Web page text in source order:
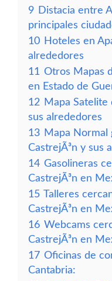
9 Distacia entre
principales
10 Hoteles en
alrededores
11 Otros Mapas
en Estado de
12 Mapa Satelite
sus alrededores
13 Mapa Normal
CastrejÃ³n y sus
14 Gasolineras
CastrejÃ³n en
15 Talleres
CastrejÃ³n en
16 Webcams
CastrejÃ³n en
17 Oficinas de
Cantabria: